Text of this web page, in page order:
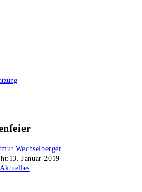
Wechselberger
13. Januar 2019
Aktuelles